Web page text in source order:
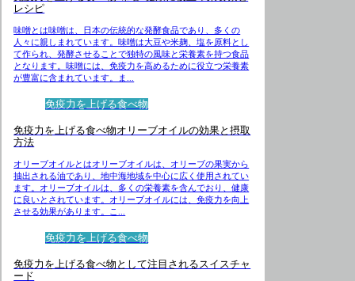
レシピ
味噌とは味噌は、日本の伝統的な発酵食品であり、多くの
人々に親しまれています。味噌は大豆や米麹、塩を原料とし
て作られ、発酵させることで独特の風味と栄養素を持つ食品
となります。味噌には、免疫力を高めるために役立つ栄養素
が豊富に含まれています。ま...
免疫力を上げる食べ物
免疫力を上げる食べ物オリーブオイルの効果と摂取
方法
オリーブオイルとはオリーブオイルは、オリーブの果実から
抽出される油であり、地中海地域を中心に広く使用されてい
ます。オリーブオイルは、多くの栄養素を含んでおり、健康
に良いとされています。オリーブオイルには、免疫力を向上
させる効果があります。こ...
免疫力を上げる食べ物
免疫力を上げる食べ物として注目されるスイスチャ
ード